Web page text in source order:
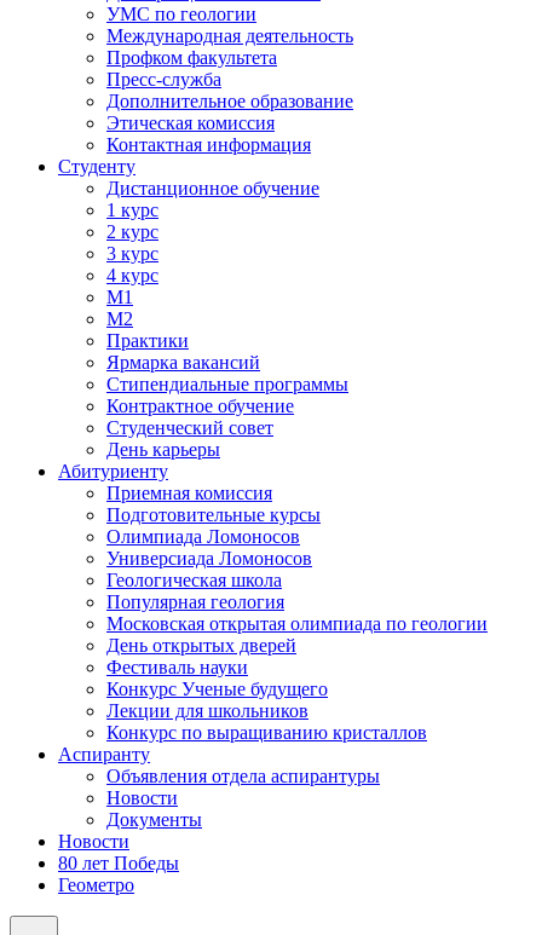
УМС по геологии
Международная деятельность
Профком факультета
Пресс-служба
Дополнительное образование
Этическая комиссия
Контактная информация
Студенту
Дистанционное обучение
1 курс
2 курс
3 курс
4 курс
М1
М2
Практики
Ярмарка вакансий
Стипендиальные программы
Контрактное обучение
Студенческий совет
День карьеры
Абитуриенту
Приемная комиссия
Подготовительные курсы
Олимпиада Ломоносов
Универсиада Ломоносов
Геологическая школа
Популярная геология
Московская открытая олимпиада по геологии
День открытых дверей
Фестиваль науки
Конкурс Ученые будущего
Лекции для школьников
Конкурс по выращиванию кристаллов
Аспиранту
Объявления отдела аспирантуры
Новости
Документы
Новости
80 лет Победы
Геометро